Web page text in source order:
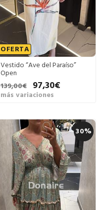
OFERTA
Vestido “Ave del Paraíso”
Open
139,00€
97,30€
más variaciones
30%